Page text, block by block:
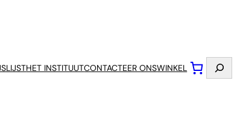
HET INSTITUUTCONTACTEER ONSWINKEL Zoeken